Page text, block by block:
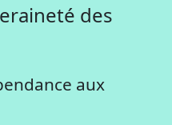
des
aux